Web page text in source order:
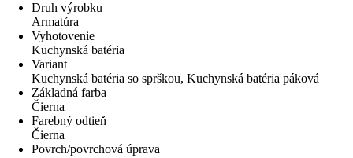
Druh výrobku
Armatúra
Vyhotovenie
Kuchynská batéria
Variant
Kuchynská batéria so sprškou, Kuchynská batéria páková
Základná farba
Čierna
Farebný odtieň
Čierna
Povrch/povrchová úprava